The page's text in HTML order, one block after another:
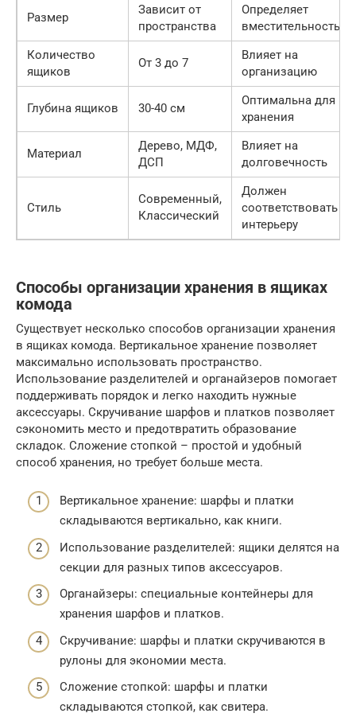
Размер
Зависит от
пространства
Определяет
вместительность
Количество
ящиков
От 3 до 7
Влияет на
организацию
Глубина ящиков 30-40 см
Оптимальна для
хранения
Материал
Дерево, МДФ,
ДСП
Влияет на
долговечность
Стиль
Современный,
Классический
Должен
соответствовать
интерьеру
Способы организации хранения в ящиках
комода
Существует несколько способов организации хранения
в ящиках комода. Вертикальное хранение позволяет
максимально использовать пространство.
Использование разделителей и органайзеров помогает
поддерживать порядок и легко находить нужные
аксессуары. Скручивание шарфов и платков позволяет
сэкономить место и предотвратить образование
складок. Сложение стопкой – простой и удобный
способ хранения, но требует больше места.
Вертикальное хранение: шарфы и платки
складываются вертикально, как книги.
Использование разделителей: ящики делятся на
секции для разных типов аксессуаров.
Органайзеры: специальные контейнеры для
хранения шарфов и платков.
Скручивание: шарфы и платки скручиваются в
рулоны для экономии места.
Сложение стопкой: шарфы и платки
складываются стопкой, как свитера.